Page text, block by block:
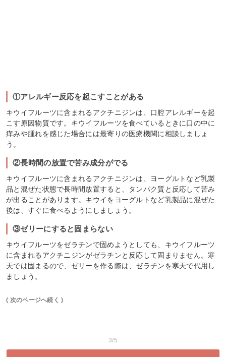
①アレルギー反応を起こすことがある
キウイフルーツに含まれるアクチニジンは、口腔アレルギーを起
こす原因物質です。キウイフルーツを食べているときに口の中に
痒みや腫れを感じた場合には最寄りの医療機関に相談しましょ
う。
②長時間の放置で苦み成分がでる
キウイフルーツに含まれるアクチニジンは、ヨーグルトなど乳製
品と混ぜた状態で長時間放置すると、タンパク質と反応して苦み
が出ることがあります。キウイをヨーグルトなど乳製品に混ぜた
後は、すぐに食べるようにしましょう。
③ゼリーにすると固まらない
キウイフルーツをゼラチンで固めようとしても、キウイフルーツ
に含まれるアクチニジンがゼラチンと反応して固まりません。寒
天では固まるので、ゼリーを作る際は、ゼラチンを寒天で代用し
ましょう。
( 次のページへ続く )
3/5